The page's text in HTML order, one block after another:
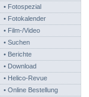
• Fotospezial
• Fotokalender
• Film-/Video
• Suchen
• Berichte
• Download
• Helico-Revue
• Online Bestellung